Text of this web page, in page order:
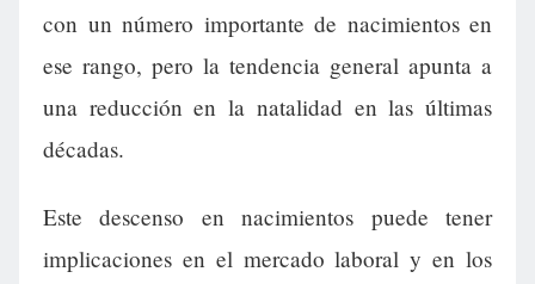
con un número importante de nacimientos en
ese rango, pero la tendencia general apunta a
una reducción en la natalidad en las últimas
décadas.
Este descenso en nacimientos puede tener
implicaciones en el mercado laboral y en los